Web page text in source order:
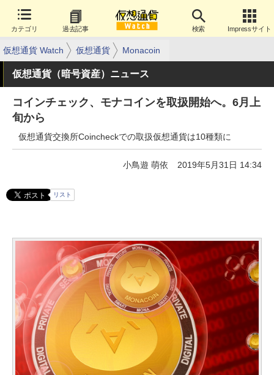
カテゴリ 過去記事 検索 Impressサイト
仮想通貨 Watch 仮想通貨 Monacoin
仮想通貨（暗号資産）ニュース
コインチェック、モナコインを取扱開始へ。6月上
旬から
仮想通貨交換所Coincheckでの取扱仮想通貨は10種類に
小鳥遊 萌依 2019年5月31日 14:34
リスト